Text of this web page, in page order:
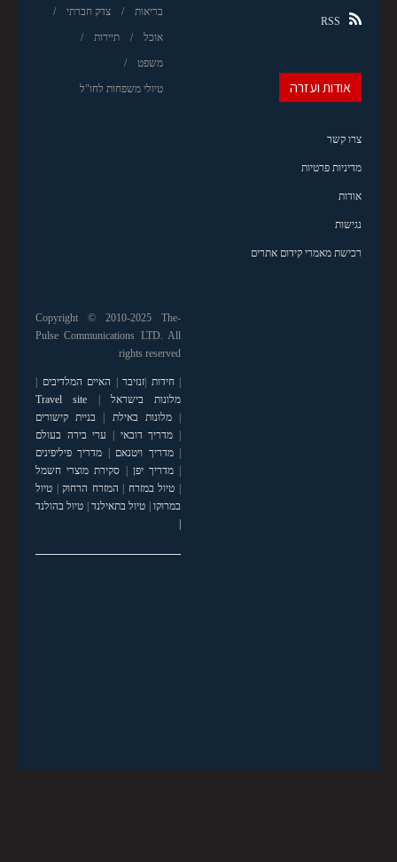
בריאות צדק חברתי
אוכל תיירות
משפט
טיולי משפחות לחו"ל
RSS
אודות ועזרה
צרו קשר
מדיניות פרטיות
אודות
נגישות
רכישת מאמרי קידום אתרים
Copyright © 2010-2025 The-
Pulse Communications LTD. All
rights reserved
|חידות זנזיבר האיים המלדיבים
מלונות בישראל
Travel site
|מלונות באילת
בניית קישורים
מדריך דובאי
ערי בירה בעולם
|מדריך ויטנאם
מדריך פיליפינים
|מדריך יפן
סקירת מוצרי חשמל
טיול במזרח המזרח הרחוק| טיול
במרוקו| טיול בתאילנד| טיול בהולנד